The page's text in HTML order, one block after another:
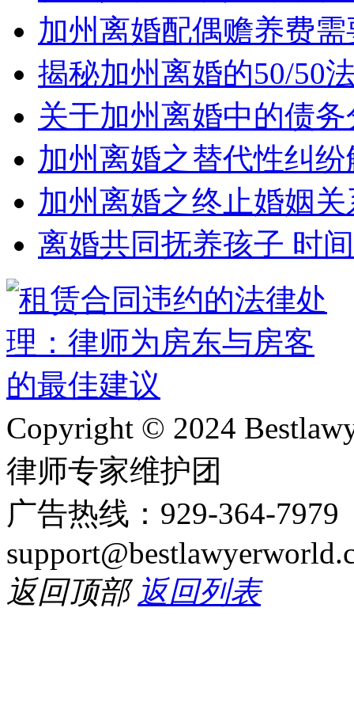
加州离婚配偶赡养费
揭秘加州离婚的50/50
关于加州离婚中的债
加州离婚之替代性纠
加州离婚之终止婚姻关
离婚共同抚养孩子 时
Copyright © 2024
律师专家维护团
广告热线：929-364-
返回顶部 返回列表